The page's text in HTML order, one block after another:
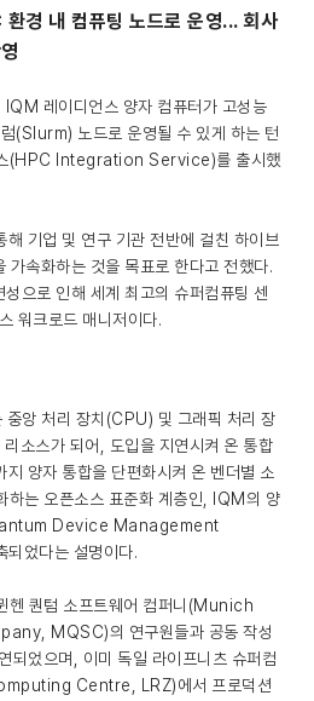
경 내 컴퓨팅 노드로 운영... 회사
IQM 레이디언스 양자 컴퓨터가 고성능
(Slurm) 노드로 운영될 수 있게 하는 턴
(HPC Integration Service)를 출시했
기업 및 연구 기관 전반에 걸친 하이브
가속화하는 것을 목표로 한다고 전했다.
으로 인해 세계 최고의 슈퍼컴퓨팅 센
워크로드 매니저이다.
중앙 처리 장치(CPU) 및 그래픽 처리 장
소스가 되어, 도입을 지연시켜 온 통합
양자 통합을 단편화시켜 온 벤더별 소
하는 오픈소스 표준화 계층인, IQM의 양
Device Management
었다는 설명이다.
헨 퀀텀 소프트웨어 컴퍼니(Munich
MQSC)의 연구원들과 공동 작성
되었으며, 이미 독일 라이프니츠 슈퍼컴
Centre, LRZ)에서 프로덕션